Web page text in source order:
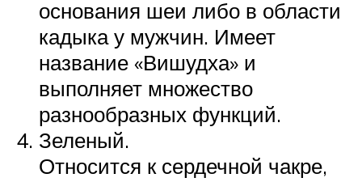
основания шеи либо в области
кадыка у мужчин. Имеет
название «Вишудха» и
выполняет множество
разнообразных функций.
Зеленый.
Относится к сердечной чакре,